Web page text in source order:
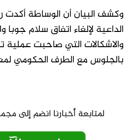
وكشف البيان أن الوساطة أكدت
الداعية لإلغاء اتفاق سلام جوبا
والاشكالات التي صاحبت عملية
بالجلوس مع الطرف الحكومي